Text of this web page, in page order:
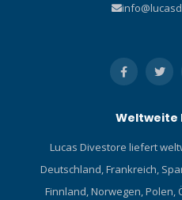
Weltweite
Lucas Divestore liefert
Deutschland, Frankreich,
Finnland, Norwegen, Polen,